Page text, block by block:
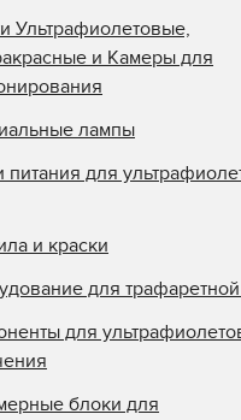
Ультрафиолетовые,
и Камеры для
лампы
питания для
и краски
для трафаретной
для
блоки для